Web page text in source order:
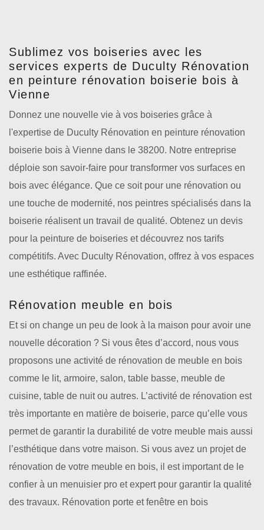
Sublimez vos boiseries avec les
services experts de Duculty Rénovation
en peinture rénovation boiserie bois à
Vienne
Donnez une nouvelle vie à vos boiseries grâce à
l'expertise de Duculty Rénovation en peinture rénovation
boiserie bois à Vienne dans le 38200. Notre entreprise
déploie son savoir-faire pour transformer vos surfaces en
bois avec élégance. Que ce soit pour une rénovation ou
une touche de modernité, nos peintres spécialisés dans la
boiserie réalisent un travail de qualité. Obtenez un devis
pour la peinture de boiseries et découvrez nos tarifs
compétitifs. Avec Duculty Rénovation, offrez à vos espaces
une esthétique raffinée.
Rénovation meuble en bois
Et si on change un peu de look à la maison pour avoir une
nouvelle décoration ? Si vous êtes d’accord, nous vous
proposons une activité de rénovation de meuble en bois
comme le lit, armoire, salon, table basse, meuble de
cuisine, table de nuit ou autres. L’activité de rénovation est
très importante en matière de boiserie, parce qu’elle vous
permet de garantir la durabilité de votre meuble mais aussi
l’esthétique dans votre maison. Si vous avez un projet de
rénovation de votre meuble en bois, il est important de le
confier à un menuisier pro et expert pour garantir la qualité
des travaux. Rénovation porte et fenêtre en bois